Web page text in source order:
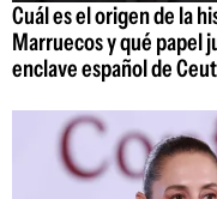
Cuál es el origen de la
Marruecos y qué papel
enclave español de